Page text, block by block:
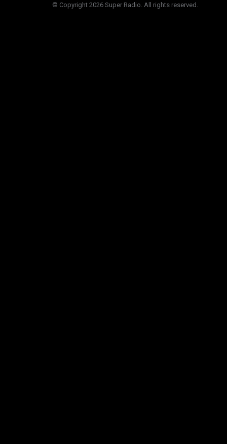
© Copyright 2026 Super Radio. All rights reserved.